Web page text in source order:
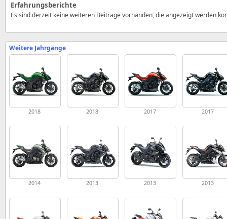
Erfahrungsberichte
Es sind derzeit keine weiteren Beiträge vorhanden, die angezeigt werden
Weitere Jahrgänge
2018 2018 2017 2017
2014 2013 2013 2013